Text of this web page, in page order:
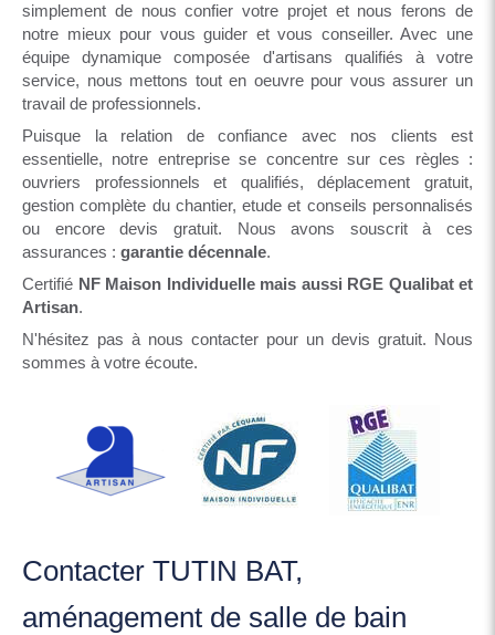
simplement de nous confier votre projet et nous ferons de
notre mieux pour vous guider et vous conseiller. Avec une
équipe dynamique composée d'artisans qualifiés à votre
service, nous mettons tout en oeuvre pour vous assurer un
travail de professionnels.
Puisque la relation de confiance avec nos clients est
essentielle, notre entreprise se concentre sur ces règles :
ouvriers professionnels et qualifiés, déplacement gratuit,
gestion complète du chantier, etude et conseils personnalisés
ou encore devis gratuit. Nous avons souscrit à ces
assurances : garantie décennale.
Certifié NF Maison Individuelle mais aussi RGE Qualibat et
Artisan.
N'hésitez pas à nous contacter pour un devis gratuit. Nous
sommes à votre écoute.
Contacter TUTIN BAT,
aménagement de salle de bain